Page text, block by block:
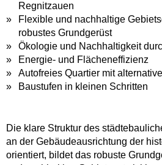
Regnitzauen
Flexible und nachhaltige
robustes Grundgerüst
Ökologie und Nachhaltigkeit
Energie- und Flächeneffizienz
Autofreies Quartier mit
Baustufen in kleinen Schritten
Die klare Struktur des
an der Gebäudeausrichtung der
orientiert, bildet das robuste